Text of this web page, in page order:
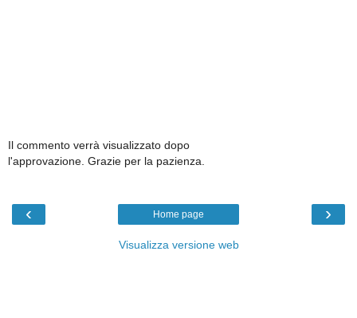
Il commento verrà visualizzato dopo
l'approvazione. Grazie per la pazienza.
‹ ›
Home page
Visualizza versione web